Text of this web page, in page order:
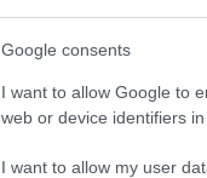
Google consents
I want to allow Google to
web or device identifiers in
I want to allow my user